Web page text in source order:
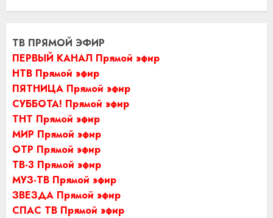
ТВ ПРЯМОЙ ЭФИР
ПЕРВЫЙ КАНАЛ Прямой эфир
НТВ Прямой эфир
ПЯТНИЦА Прямой эфир
СУББОТА! Прямой эфир
ТНТ Прямой эфир
МИР Прямой эфир
ОТР Прямой эфир
ТВ-3 Прямой эфир
МУЗ-ТВ Прямой эфир
ЗВЕЗДА Прямой эфир
СПАС ТВ Прямой эфир